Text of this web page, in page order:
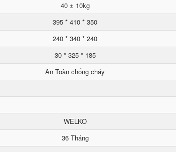
40 ± 10kg
395 * 410 * 350
240 * 340 * 240
30 * 325 * 185
An Toàn chống cháy
WELKO
36 Tháng